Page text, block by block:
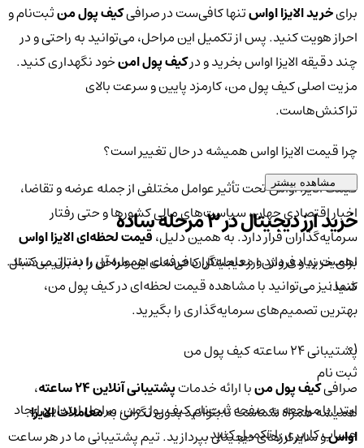
برایخرید الایزا او‌استنها کافی‌ست در صرافیکیف پول منثبت‌نام و
احراز هویت کنید. پس از تکمیل این مراحل، می‌توانید به راحتی و در
چند دقیقه الایزا او‌اس بخرید و درکیف پول امنخود نگهداری کنید.
مزیت اصلی کیف پول من، کارمزد پایین و سرعت بالای
تراکنش‌هاست.
چرا قیمت الایزا او‌اس همیشه در حال تغییر است؟
قیمت الایزا او‌اس تحت تأثیر عوامل مختلفی از جمله عرضه و تقاضا،
اخبار اقتصادی جهان، سیاست‌های مالی کشورها و حتی رفتار
سرمایه‌گذاران قرار دارد. به همین دلیل،قیمت لحظه‌ای الایزا او‌اس
اهمیت زیادی دارد و معامله‌گران حرفه‌ای همواره آن را دنبال می‌کنند.
شما نیز می‌توانید با مشاهده قیمت لحظه‌ای در کیف پول من،
بهترین تصمیم‌های سرمایه‌گذاری را بگیرید.
پشتیبانی ۲۴ ساعته کیف پول من
صرافیکیف پول منبا ارائه خدماتپشتیبانی آنلاین ۲۴ ساعته
،
همیشه همراه شماست تا بتوانید بدون نگرانی بهمعاملات الایزا
او‌اسو سایر ارزهای دیجیتال بپردازید. تیم پشتیبانی ما در هر ساعت
مشاهده بیشتر
خرید ارز دیجیتال در 3 مرحله ساده
برای خرید و فروش ارز دیجیتال کافی‌ست این مراحل را به‌ترتیب دنبال
کنید:
01
ثبت نام
ابتدا با مراجعه به صفحه ثبت‌نام کیف‌ پول من، مراحل ابتدایی ایجاد
حساب کاربری را تکمیل کنید.